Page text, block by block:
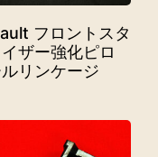
フロントスタ
ザー強化ピロ
リンケージ